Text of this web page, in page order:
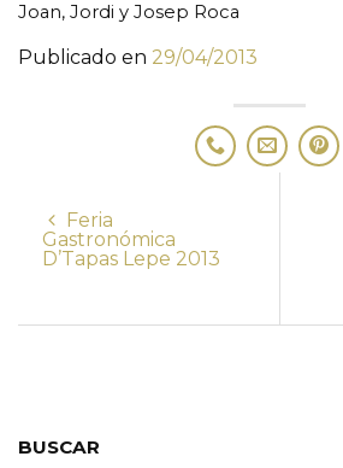
Joan, Jordi y Josep Roca
Publicado en 29/04/2013
Feria
Gastronómica
D’Tapas Lepe 2013
BUSCAR